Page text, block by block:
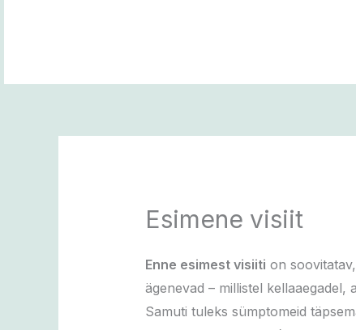
Esimene visiit
Enne esimest visiiti on
ägenevad – millistel kellaaegadel,
Samuti tuleks sümptomeid